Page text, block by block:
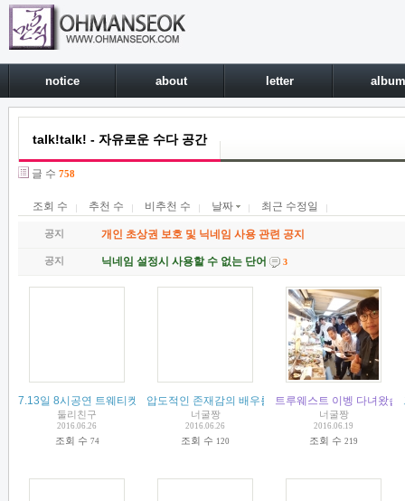
notice about letter album
talk!talk! - 자유로운 수다 공간
글 수 758
조회 수 추천 수 비추천 수 날짜 최근 수정일
공지 개인 초상권 보호 및 닉네임 사용 관련 공지
공지 닉네임 설정시 사용할 수 없는 단어 3
7.13일 8시공연 트웨티켓 필요하신분?
둘리친구
2016.06.26
조회 수 74
압도적인 존재감의 배우를 만나다...트루웨스트 첫공
너굴짱
2016.06.26
조회 수 120
트루웨스트 이벵 다녀왔습
너굴짱
2016.06.19
조회 수 219